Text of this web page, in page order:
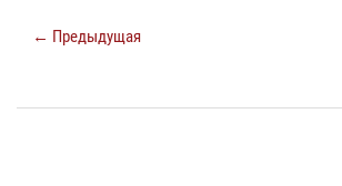
← Предыдущая